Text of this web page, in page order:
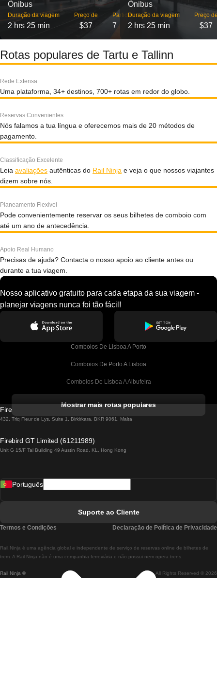
Ônibus
Duração da viagem
2 hrs 25 min
Preço de
$37
Partidas
7
Ônibus
Duração da viagem
2 hrs 25 min
Preço
$37
Rotas populares de Tartu e Tallinn
Rede Extensa
Uma plataforma, 34+ destinos, 700+ rotas em redor do globo.
Reservas Convenientes
Nós falamos a tua língua e oferecemos mais de 20 métodos de
pagamento.
Classificação Excelente
Leia avaliações autênticas do Rail Ninja e veja o que nossos viajantes
dizem sobre nós.
Planeamento Flexível
Pode convenientemente reservar os seus bilhetes de comboio com
até um ano de antecedência.
Apoio Real Humano
Precisas de ajuda? Contacta o nosso apoio ao cliente antes ou
durante a tua viagem.
Nosso aplicativo gratuito para cada etapa da sua viagem -
planejar viagens nunca foi tão fácil!
Comboios De Lisboa A Porto
Comboios De Porto A Lisboa
Comboios De Lisboa A Albufeira
Comboios De Lisboa A Lagos
Comboios De Lisboa A Madrid
Comboios De Lisboa A Braga
Comboios De Braga A Lisboa
Mostrar mais rotas populares
Firebird GT Limited (OC 1451)
432, Triq Fleur de Lys, Suite 1, Birkirkara, BKR 9061, Malta
Firebird GT Limited (61211989)
Unit G 15/F Tal Building 49 Austin Road, KL, Hong Kong
Rail Ninja ® All Rights Reserved © 2026
Rail.Ninja é uma agência global e independente de serviço de reservas online de bilhetes de
trem. A Rail Ninja não é uma companhia ferroviária e não possui nem opera trens.
Português
Suporte ao Cliente
Termos e Condições Declaração de Política de Privacidade